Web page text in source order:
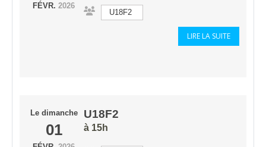
FÉVR. 2026
U18F2
LIRE LA SUITE
Le dimanche
01
U18F2
à 15h